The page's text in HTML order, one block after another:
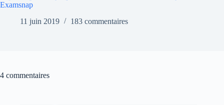
Examsnap
11 juin 2019
183 commentaires
4 commentaires